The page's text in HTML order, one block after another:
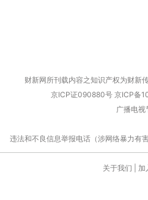
财新网所刊载内容之知识产权为财新
京ICP证090880号 京ICP备
广播电
违法和不良信息举报电话（涉网络暴力
关于我们 加